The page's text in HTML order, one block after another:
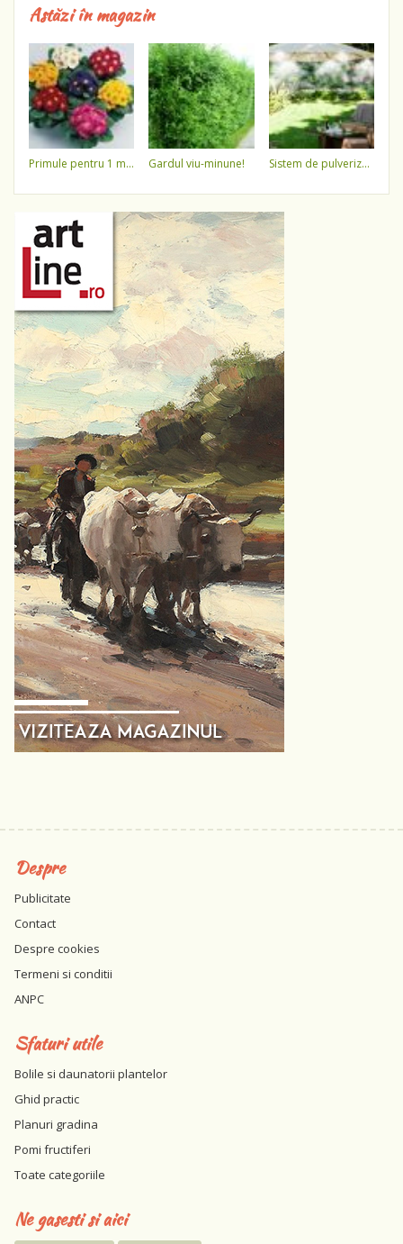
Astăzi în magazin
primule pentru 1 martie 3,5 lei / ghiveci !!!! gardul viu-minune! sistem de pulverizare a apei
Despre
Publicitate
Contact
Despre cookies
Termeni si conditii
ANPC
Sfaturi utile
Bolile si daunatorii plantelor
Ghid practic
Planuri gradina
Pomi fructiferi
Toate categoriile
Ne gasesti si aici